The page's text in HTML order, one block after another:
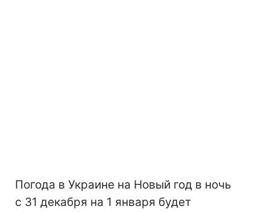
Погода в Украине на Новый год в ночь
с 31 декабря на 1 января будет